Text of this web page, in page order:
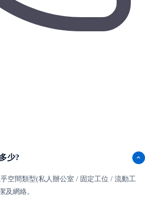
少?
空間類型(私人辦公室 / 固定工位 / 流動工
及網絡。